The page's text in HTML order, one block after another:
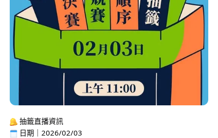
抽籤直播資訊
日期｜2026/02/03